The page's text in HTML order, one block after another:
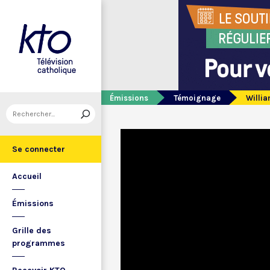
Se connecter
Accueil
Émissions
Grille des
programmes
Émissions Témoignage